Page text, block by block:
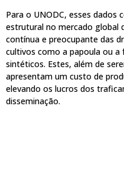
Para o UNODC, esses dados
estrutural no mercado global
contínua e preocupante das
cultivos como a papoula ou
sintéticos. Estes, além de
apresentam um custo de
elevando os lucros dos
disseminação.